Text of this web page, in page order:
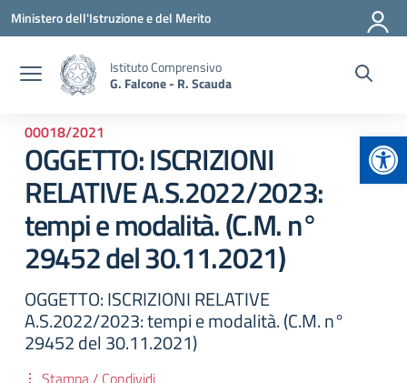
Vai ai contenuti
Vai al menu di navigazione
Vai al footer
Ministero dell'Istruzione e del Merito
Istituto Comprensivo
G. Falcone - R. Scauda
00018/2021
OGGETTO: ISCRIZIONI
RELATIVE A.S.2022/2023:
tempi e modalità. (C.M. n°
29452 del 30.11.2021)
OGGETTO: ISCRIZIONI RELATIVE
A.S.2022/2023: tempi e modalità. (C.M. n°
29452 del 30.11.2021)
Stampa / Condividi